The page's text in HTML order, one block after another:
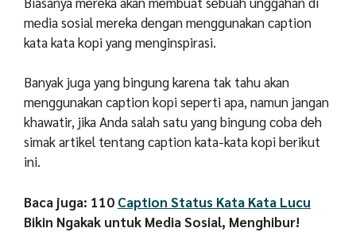
media sosial mereka dengan menggunakan caption
kata kata kopi yang menginspirasi.
Banyak juga yang bingung karena tak tahu akan
menggunakan caption kopi seperti apa, namun jangan
khawatir, jika Anda salah satu yang bingung coba deh
simak artikel tentang caption kata-kata kopi berikut
ini.
Baca juga: 110 Caption Status Kata Kata Lucu
Bikin Ngakak untuk Media Sosial, Menghibur!